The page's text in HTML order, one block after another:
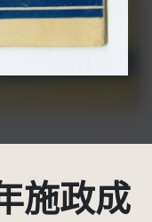
公開瀏覽
施政成